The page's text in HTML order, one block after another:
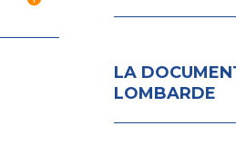
LA
LOMBARDE